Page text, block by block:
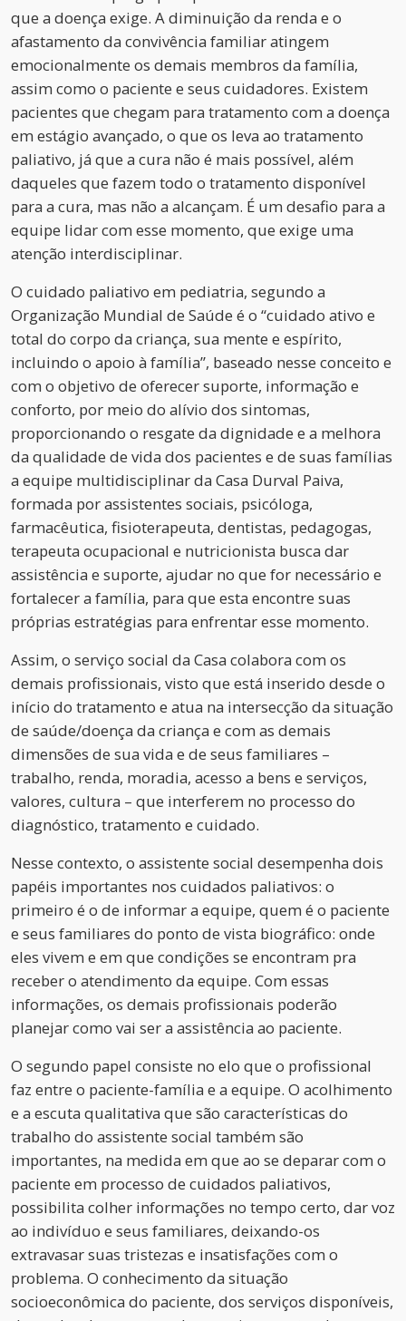
que a doença exige. A diminuição da renda e o
afastamento da convivência familiar atingem
emocionalmente os demais membros da família,
assim como o paciente e seus cuidadores. Existem
pacientes que chegam para tratamento com a doença
em estágio avançado, o que os leva ao tratamento
paliativo, já que a cura não é mais possível, além
daqueles que fazem todo o tratamento disponível
para a cura, mas não a alcançam. É um desafio para a
equipe lidar com esse momento, que exige uma
atenção interdisciplinar.
O cuidado paliativo em pediatria, segundo a
Organização Mundial de Saúde é o “cuidado ativo e
total do corpo da criança, sua mente e espírito,
incluindo o apoio à família”, baseado nesse conceito e
com o objetivo de oferecer suporte, informação e
conforto, por meio do alívio dos sintomas,
proporcionando o resgate da dignidade e a melhora
da qualidade de vida dos pacientes e de suas famílias
a equipe multidisciplinar da Casa Durval Paiva,
formada por assistentes sociais, psicóloga,
farmacêutica, fisioterapeuta, dentistas, pedagogas,
terapeuta ocupacional e nutricionista busca dar
assistência e suporte, ajudar no que for necessário e
fortalecer a família, para que esta encontre suas
próprias estratégias para enfrentar esse momento.
Assim, o serviço social da Casa colabora com os
demais profissionais, visto que está inserido desde o
início do tratamento e atua na intersecção da situação
de saúde/doença da criança e com as demais
dimensões de sua vida e de seus familiares –
trabalho, renda, moradia, acesso a bens e serviços,
valores, cultura – que interferem no processo do
diagnóstico, tratamento e cuidado.
Nesse contexto, o assistente social desempenha dois
papéis importantes nos cuidados paliativos: o
primeiro é o de informar a equipe, quem é o paciente
e seus familiares do ponto de vista biográfico: onde
eles vivem e em que condições se encontram pra
receber o atendimento da equipe. Com essas
informações, os demais profissionais poderão
planejar como vai ser a assistência ao paciente.
O segundo papel consiste no elo que o profissional
faz entre o paciente-família e a equipe. O acolhimento
e a escuta qualitativa que são características do
trabalho do assistente social também são
importantes, na medida em que ao se deparar com o
paciente em processo de cuidados paliativos,
possibilita colher informações no tempo certo, dar voz
ao indivíduo e seus familiares, deixando-os
extravasar suas tristezas e insatisfações com o
problema. O conhecimento da situação
socioeconômica do paciente, dos serviços disponíveis,